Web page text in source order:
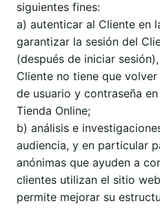
siguientes fines:
a) autenticar al Cliente en
garantizar la sesión del
(después de iniciar
Cliente no tiene que
de usuario y contraseña
Tienda Online;
b) análisis e
audiencia, y en particular
anónimas que ayuden a
clientes utilizan el sitio
permite mejorar su